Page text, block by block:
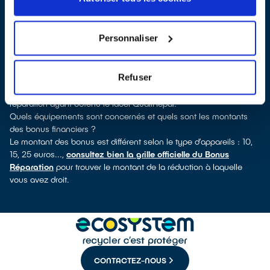
Personnaliser
Refuser
. En cliquant sur la fiche détaillée du réparateur, vous
verrez pour quels types d’appareils ce professionnel a obtenu le
smartphone, outils électriques : à chaque famille d’équipements
son réparateur spécialisé et labellisé QualiRépar.
Comment bénéficier du Bonus Réparation à La Courneuve ?
Immédiatement déduit de la facture par le réparateur, le Bonus
Réparation est en vigueur chez tous les professionnels de la
réparation ayant obtenu le label QualiRépar.
Quels équipements sont concernés et quels sont les montants
des bonus financiers ?
Le montant des bonus est différent selon le type d’appareils : 10,
15, 25 euros..., consultez bien la grille officielle du Bonus
Réparation pour trouver le montant de la réduction à laquelle
vous avez droit.
CONTACTEZ-NOUS